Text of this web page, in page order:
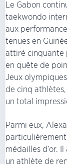
Le Gabon
taekwondo
aux
tenues en
attiré cinquante
en quête de
Jeux
de cinq
un total
Parmi eux,
médailles d’or.
un athlète de